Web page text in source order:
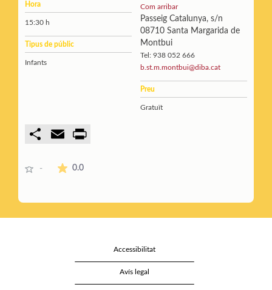
Hora
15:30 h
Tipus de públic
Infants
Com arribar
Passeig Catalunya, s/n
08710 Santa Margarida de
Montbui
Tel: 938 052 666
b.st.m.montbui@diba.cat
Preu
Gratuït
m
- 0.0La mitjana de les valoracions és de 0 estrelles de 5.
Accessibilitat
Avís legal